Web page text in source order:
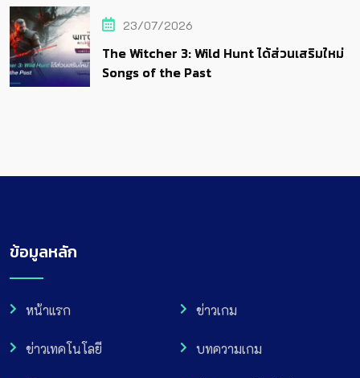
23/07/2026
The Witcher 3: Wild Hunt ได้ส่วนเสริมใหม่
Songs of the Past
ข้อมูลหลัก
หน้าแรก ข่าวเกม
ข่าวเทคโนโลยี บทความเกม